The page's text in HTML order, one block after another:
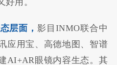
层面，影目INMO联合中
应用宝、高德地图、智谱
AI+AR眼镜内容生态。其